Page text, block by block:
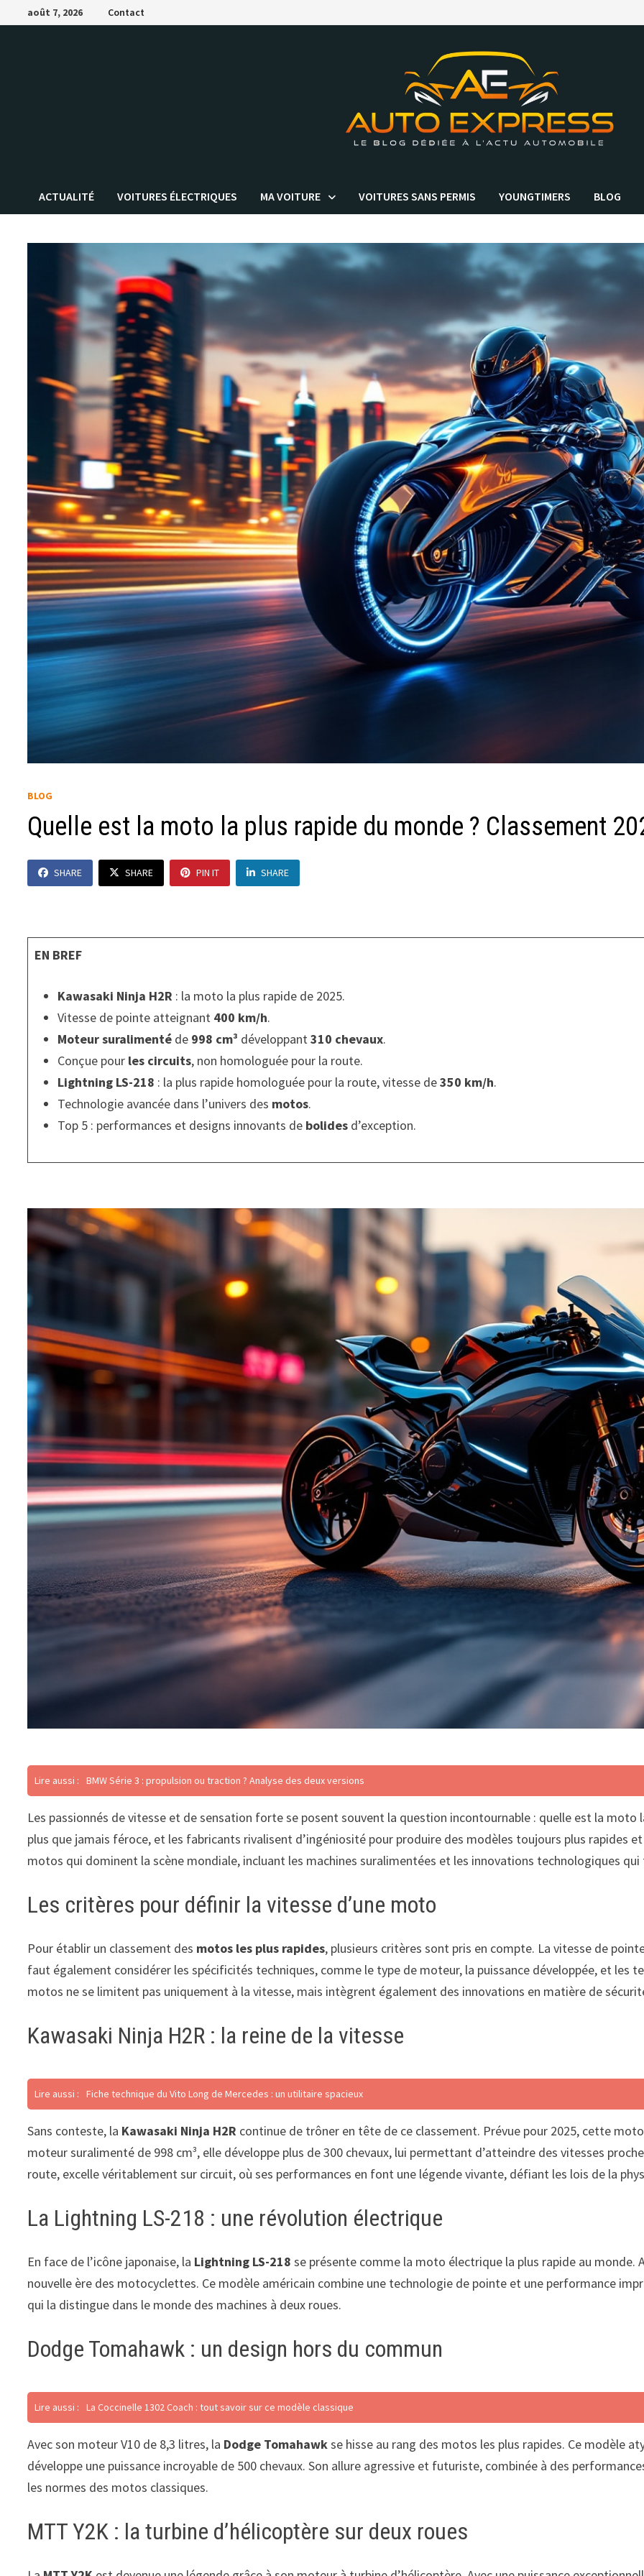
Passer
au
août 7, 2026 Contact
ACTUALITÉ VOITURES ÉLECTRIQUES MA VOITURE VOITURES SANS PERMIS YOUNGTIMERS BLOG
BLOG
Quelle est la moto la plus rapide du monde ? Classement
SHARE SHARE PIN IT SHARE
EN BREF
Kawasaki Ninja H2R : la moto la plus rapide de 2025.
Vitesse de pointe atteignant 400 km/h.
Moteur suralimenté de 998 cm³ développant310 chevaux.
Conçue pour les circuits, non homologuée pour la route.
Lightning LS-218 : la plus rapide homologuée pour la route, vitesse de350 km/h.
Technologie avancée dans l’univers des motos.
Top 5 : performances et designs innovants de bolides d’exception.
Lire aussi : BMW Série 3 : propulsion ou traction ? Analyse des deux versions
Les passionnés de vitesse et de sensation forte se posent souvent la question incontournable : quelle est la moto
plus que jamais féroce, et les fabricants rivalisent d’ingéniosité pour produire des modèles toujours plus rapides
motos qui dominent la scène mondiale, incluant les machines suralimentées et les innovations technologiques
Les critères pour définir la vitesse d’une moto
Pour établir un classement des motos les plus rapides, plusieurs critères sont pris en compte. La vitesse de
faut également considérer les spécificités techniques, comme le type de moteur, la puissance développée, et les
motos ne se limitent pas uniquement à la vitesse, mais intègrent également des innovations en matière de
Kawasaki Ninja H2R : la reine de la vitesse
Lire aussi : Fiche technique du Vito Long de Mercedes : un utilitaire spacieux
Sans conteste, la Kawasaki Ninja H2R continue de trôner en tête de ce classement. Prévue pour 2025, cette
moteur suralimenté de 998 cm³, elle développe plus de 300 chevaux, lui permettant d’atteindre des vitesses
route, excelle véritablement sur circuit, où ses performances en font une légende vivante, défiant les lois de la
La Lightning LS-218 : une révolution électrique
En face de l’icône japonaise, la Lightning LS-218 se présente comme la moto électrique la plus rapide au monde.
nouvelle ère des motocyclettes. Ce modèle américain combine une technologie de pointe et une performance
qui la distingue dans le monde des machines à deux roues.
Dodge Tomahawk : un design hors du commun
Lire aussi : La Coccinelle 1302 Coach : tout savoir sur ce modèle classique
Avec son moteur V10 de 8,3 litres, la Dodge Tomahawkse hisse au rang des motos les plus rapides. Ce modèle
développe une puissance incroyable de 500 chevaux. Son allure agressive et futuriste, combinée à des
les normes des motos classiques.
MTT Y2K : la turbine d’hélicoptère sur deux roues